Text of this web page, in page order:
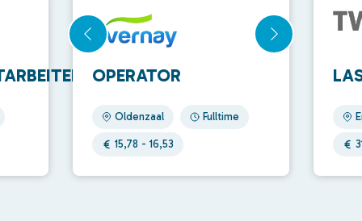
OPERATOR
Oldenzaal
Fulltime
15,78 - 16,53